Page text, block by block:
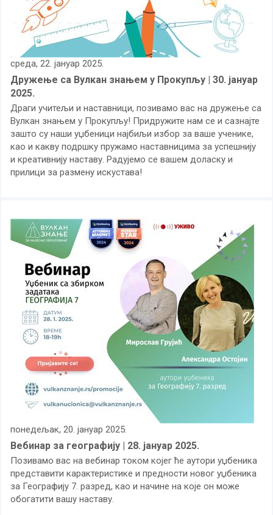
среда, 22. јануар 2025.
Дружење са Вулкан знањем у Прокупљу | 30. јануар
2025.
Драги учитељи и наставници, позивамо вас на дружење са
Вулкан знањем у Прокупљу! Придружите нам се и сазнајте
зашто су наши уџбеници најбиљи избор за ваше ученике,
као и какву подршку пружамо наставницима за успешнију
и креативнију наставу. Радујемо се вашем доласку и
прилици за размену искустава!
понедељак, 20. јануар 2025.
Вебинар за географију | 28. јануар 2025.
Позивамо вас на вебинар током којег ће аутори уџбеника
представити карактеристике и предности новог уџбеника
за Географију 7. разред, као и начине на које он може
обогатити вашу наставу.